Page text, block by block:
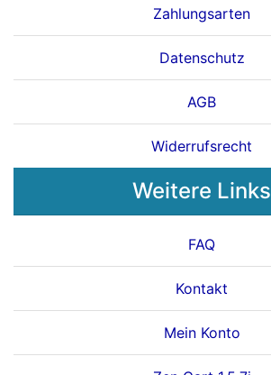
Zahlungsarten
Datenschutz
AGB
Widerrufsrecht
Weitere Links
FAQ
Kontakt
Mein Konto